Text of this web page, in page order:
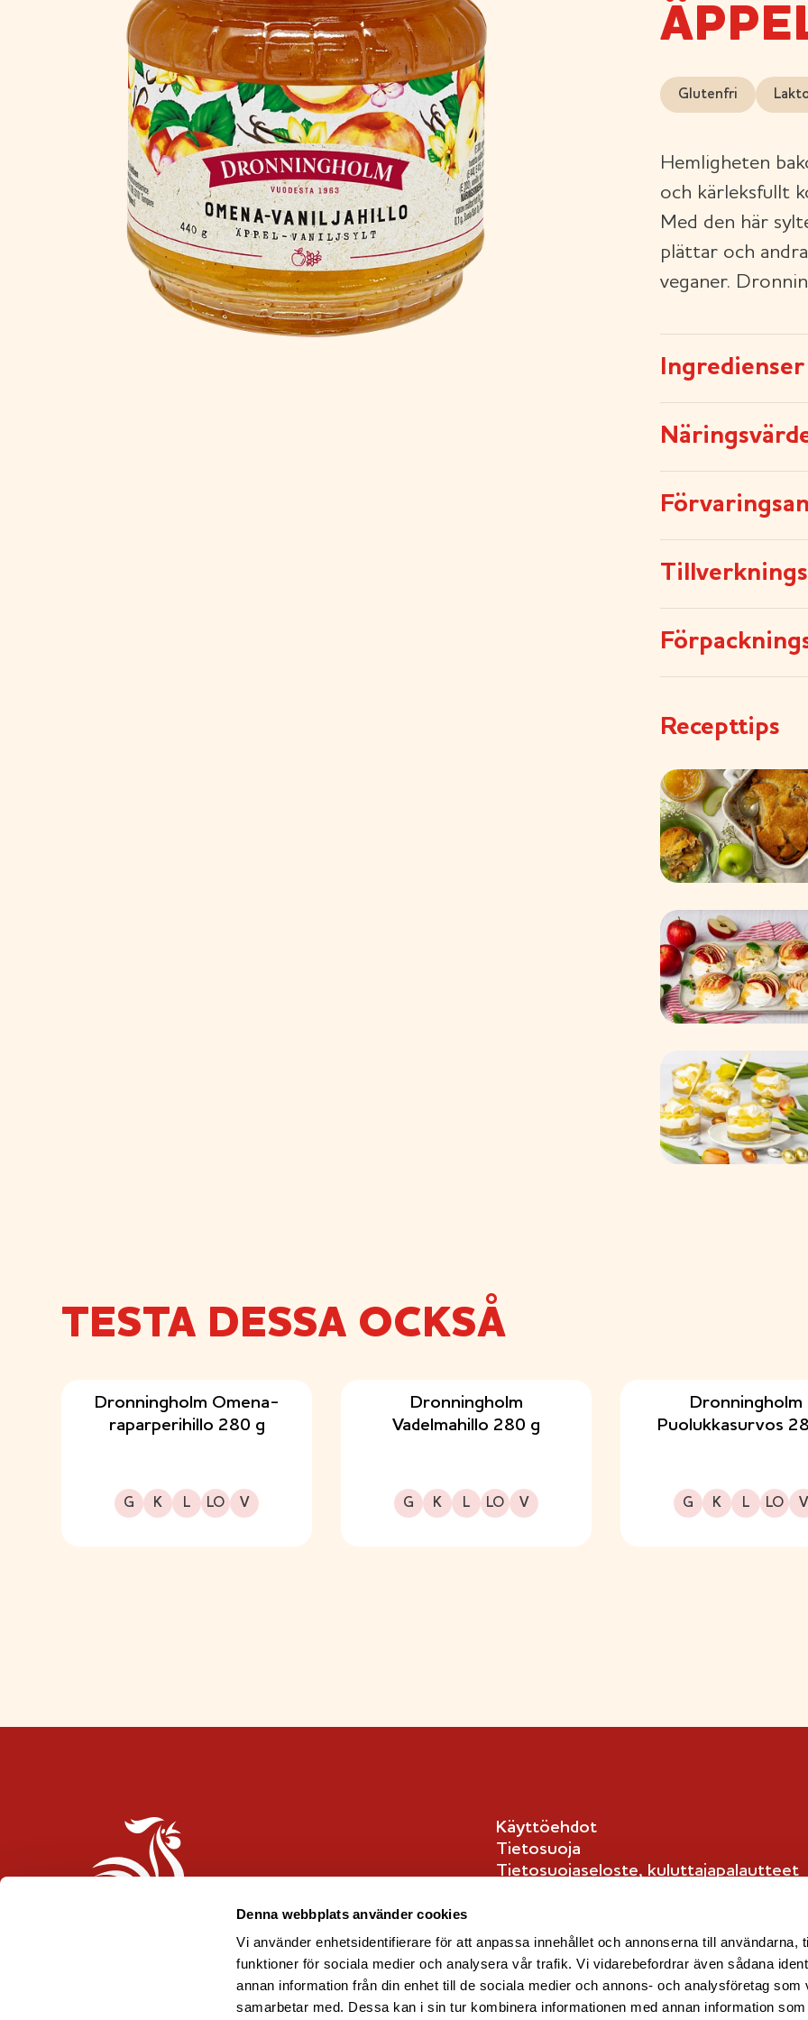
Denna webbplats använder cookies
Vi använder enhetsidentifierare för att anpassa innehållet och annonserna till användarna,
funktioner för sociala medier och analysera vår trafik. Vi vidarebefordrar även sådana
annan information från din enhet till de sociala medier och annons- och analysföretag som
samarbetar med. Dessa kan i sin tur kombinera informationen med annan information
Glutenfri
Hemligheten
och kärleksfullt
Med den här
plättar och
veganer.
Ingredienser
Recepttips
TESTA DESSA OCKSÅ
Dronningholm Omena-
raparperihillo 280 g
G
Gluteeniton K
Kuitupitoinen L
Laktoositon LO
Sopii lakto-ovo ruokavalioon V
Sopii vegaaniseen ruokavalioon
Dronningholm
Vadelmahillo 280 g
G
Gluteeniton K
Kuitupitoinen L
Laktoositon LO
Sopii lakto-ovo ruokavalioon V
Sopii vegaaniseen ruokavalioon
Dronningholm
Puolukkasurvos
G
Gluteeniton K
Kuitupitoinen L
Laktoositon LO
Sopii lakto-ovo ruokavalioon V
Sopii vegaaniseen ruokavalioon
Käyttöehdot
Tietosuoja
Tietosuojaseloste, kuluttajapalautteet